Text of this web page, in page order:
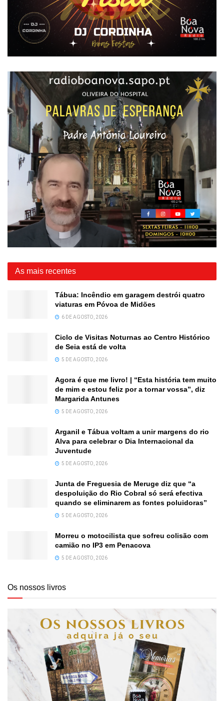
As mais recentes
Tábua: Incêndio em garagem destrói quatro
viaturas em Póvoa de Midões
6 DE AGOSTO, 2026
Ciclo de Visitas Noturnas ao Centro Histórico
de Seia está de volta
5 DE AGOSTO, 2026
Agora é que me livro! | “Esta história tem muito
de mim e estou feliz por a tornar vossa”, diz
Margarida Antunes
5 DE AGOSTO, 2026
Arganil e Tábua voltam a unir margens do rio
Alva para celebrar o Dia Internacional da
Juventude
5 DE AGOSTO, 2026
Junta de Freguesia de Meruge diz que “a
despoluição do Rio Cobral só será efectiva
quando se eliminarem as fontes poluidoras”
5 DE AGOSTO, 2026
Morreu o motocilista que sofreu colisão com
camião no IP3 em Penacova
5 DE AGOSTO, 2026
Os nossos livros